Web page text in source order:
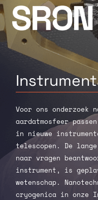
Skip
to
content
SRON |
SRON space
Voor ons onderzoek
aardatmosfeer
in nieuwe
telescopen. De
naar vragen
instrument, is
wetenschap.
cryogenica in onze